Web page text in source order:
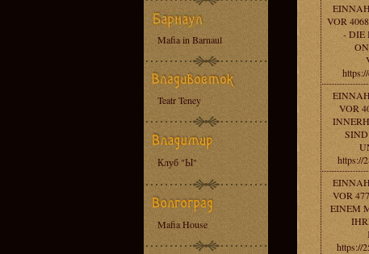
Mafia in Barnaul
Teatr Teney
Клуб "Ы"
Mafia House
VOR
- DIE
VOR
https://
VOR
EINEM
https://